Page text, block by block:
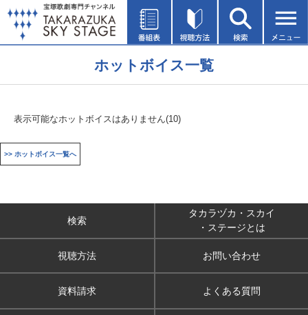
ホットボイス一覧
表示可能なホットボイスはありません(10)
>> ホットボイス一覧へ
検索
タカラヅカ・スカイ
・ステージとは
視聴方法 お問い合わせ
資料請求 よくある質問